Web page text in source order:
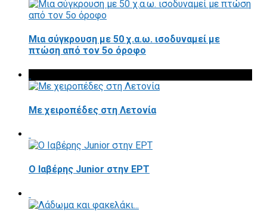
Μια σύγκρουση με 50 χ.α.ω. ισοδυναμεί με
πτώση από τον 5ο όροφο
Με χειροπέδες στη Λετονία
Ο Ιαβέρης Junior στην ΕΡΤ